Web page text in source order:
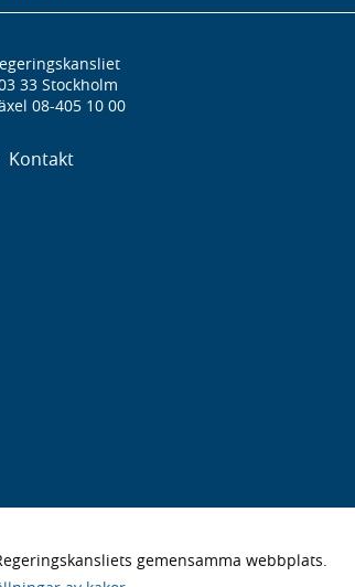
33 Stockholm
08-405 10 00
Kontakt
gemensamma webbplats.